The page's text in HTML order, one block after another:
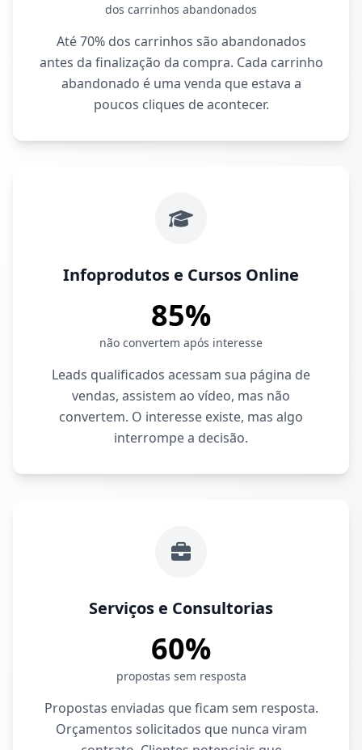
dos carrinhos abandonados
Até 70% dos carrinhos são abandonados
antes da finalização da compra. Cada carrinho
abandonado é uma venda que estava a
poucos cliques de acontecer.
Infoprodutos e Cursos Online
85%
não convertem após interesse
Leads qualificados acessam sua página de
vendas, assistem ao vídeo, mas não
convertem. O interesse existe, mas algo
interrompe a decisão.
Serviços e Consultorias
60%
propostas sem resposta
Propostas enviadas que ficam sem resposta.
Orçamentos solicitados que nunca viram